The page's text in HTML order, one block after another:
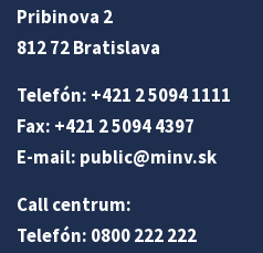
Pribinova 2
812 72 Bratislava
Telefón: +421 2 5094 1111
Fax: +421 2 5094 4397
E-mail: public@minv.sk
Call centrum:
Telefón: 0800 222 222